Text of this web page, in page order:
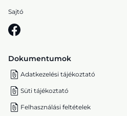
Sajtó
Dokumentumok
Adatkezelési tájékoztató
Süti tájékoztató
Felhasználási feltételek